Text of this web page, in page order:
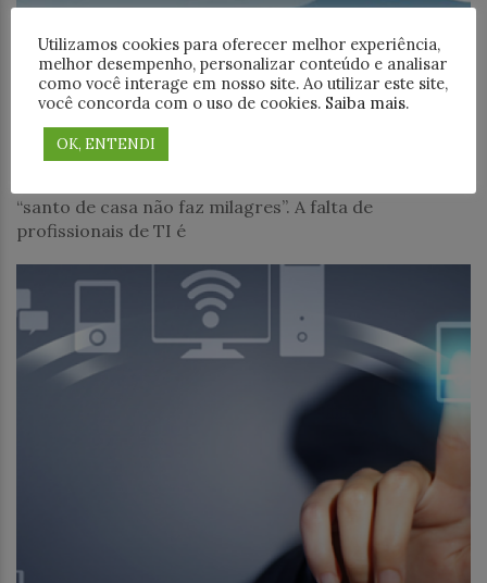
Negócios
Déficit de Profissionais de TI: Como a
Capacitação pode ser a Solução
Na área de Tecnologia da Informação (TI), o
“santo de casa não faz milagres”. A falta de
profissionais de TI é
Utilizamos cookies para oferecer melhor experiência,
melhor desempenho, personalizar conteúdo e analisar
como você interage em nosso site. Ao utilizar este site,
você concorda com o uso de cookies. Saiba mais.
OK, ENTENDI